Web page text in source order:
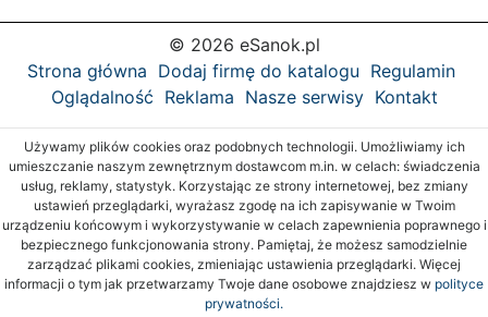
© 2026 eSanok.pl
Strona główna Dodaj firmę do katalogu Regulamin
Oglądalność Reklama Nasze serwisy Kontakt
Używamy plików cookies oraz podobnych technologii. Umożliwiamy ich
umieszczanie naszym zewnętrznym dostawcom m.in. w celach: świadczenia
usług, reklamy, statystyk. Korzystając ze strony internetowej, bez zmiany
ustawień przeglądarki, wyrażasz zgodę na ich zapisywanie w Twoim
urządzeniu końcowym i wykorzystywanie w celach zapewnienia poprawnego i
bezpiecznego funkcjonowania strony. Pamiętaj, że możesz samodzielnie
zarządzać plikami cookies, zmieniając ustawienia przeglądarki. Więcej
informacji o tym jak przetwarzamy Twoje dane osobowe znajdziesz w polityce
prywatności.